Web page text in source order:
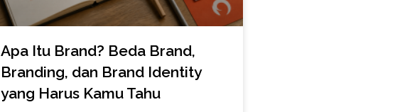
Apa Itu Brand? Beda Brand,
Branding, dan Brand Identity
yang Harus Kamu Tahu